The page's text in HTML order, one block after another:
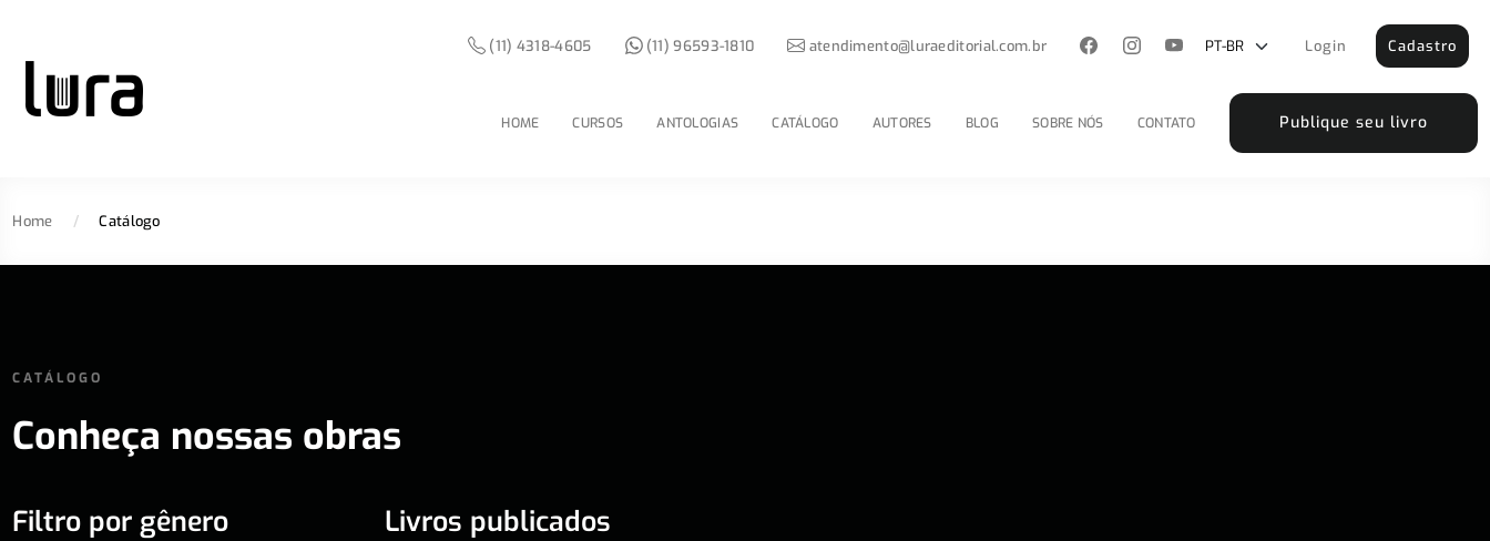
HOME CURSOS ANTOLOGIAS CATÁLOGO AUTORES BLOG SOBRE NÓS CONTATO Publique seu livro
(11) 4318-4605 (11) 96593-1810 atendimento@luraeditorial.com.br Login Cadastro
Home / Catálogo
CATÁLOGO
Conheça nossas obras
Filtro por gênero Livros publicados